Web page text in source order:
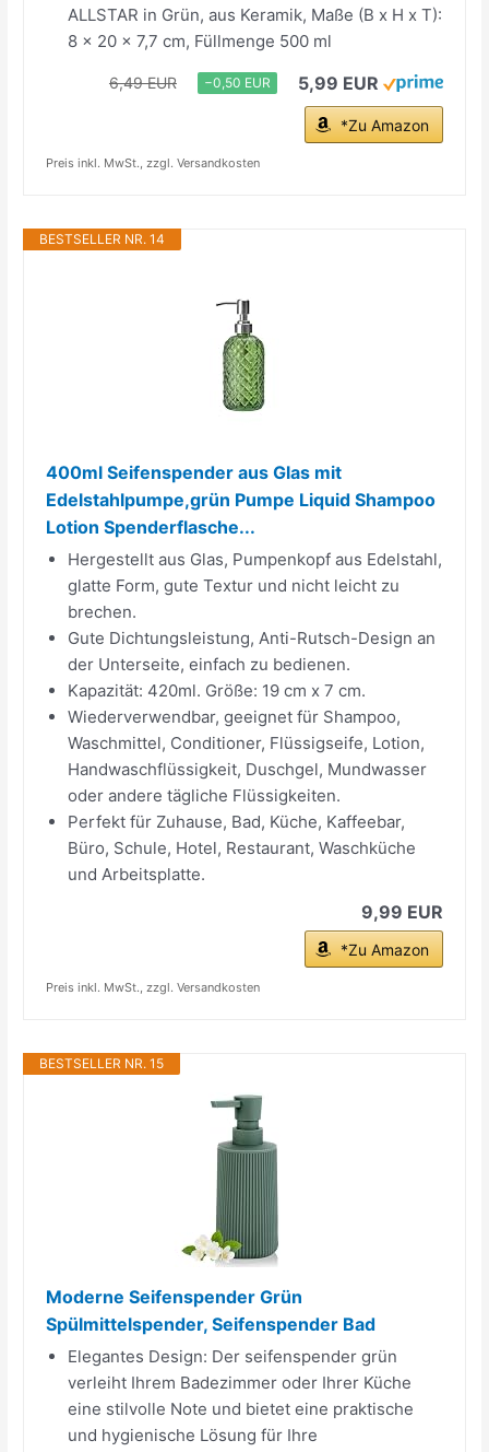
ALLSTAR in Grün, aus Keramik, Maße (B x H x T):
8 x 20 x 7,7 cm, Füllmenge 500 ml
6,49 EUR −0,50 EUR 5,99 EUR
*Zu Amazon
Preis inkl. MwSt., zzgl. Versandkosten
BESTSELLER NR. 14
400ml Seifenspender aus Glas mit
Edelstahlpumpe,grün Pumpe Liquid Shampoo
Lotion Spenderflasche...
Hergestellt aus Glas, Pumpenkopf aus Edelstahl,
glatte Form, gute Textur und nicht leicht zu
brechen.
Gute Dichtungsleistung, Anti-Rutsch-Design an
der Unterseite, einfach zu bedienen.
Kapazität: 420ml. Größe: 19 cm x 7 cm.
Wiederverwendbar, geeignet für Shampoo,
Waschmittel, Conditioner, Flüssigseife, Lotion,
Handwaschflüssigkeit, Duschgel, Mundwasser
oder andere tägliche Flüssigkeiten.
Perfekt für Zuhause, Bad, Küche, Kaffeebar,
Büro, Schule, Hotel, Restaurant, Waschküche
und Arbeitsplatte.
9,99 EUR
*Zu Amazon
Preis inkl. MwSt., zzgl. Versandkosten
BESTSELLER NR. 15
Moderne Seifenspender Grün
Spülmittelspender, Seifenspender Bad
Elegantes Design: Der seifenspender grün
verleiht Ihrem Badezimmer oder Ihrer Küche
eine stilvolle Note und bietet eine praktische
und hygienische Lösung für Ihre